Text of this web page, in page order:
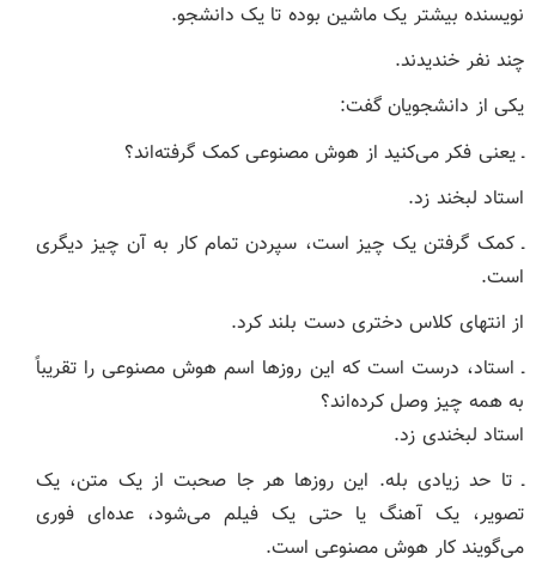
نویسنده بیشتر یک ماشین بوده تا یک دانشجو.
چند نفر خندیدند.
یکی از دانشجویان گفت:
ـ یعنی فکر می‌کنید از هوش مصنوعی کمک گرفته‌اند؟
استاد لبخند زد.
ـ کمک گرفتن یک چیز است، سپردن تمام کار به آن چیز دیگری
است.
از انتهای کلاس دختری دست بلند کرد.
ـ استاد، درست است که این روزها اسم هوش مصنوعی را تقریباً
به همه چیز وصل کرده‌اند؟
استاد لبخندی زد.
ـ تا حد زیادی بله. این روزها هر جا صحبت از یک متن، یک
تصویر، یک آهنگ یا حتی یک فیلم می‌شود، عده‌ای فوری
می‌گویند کار هوش مصنوعی است.